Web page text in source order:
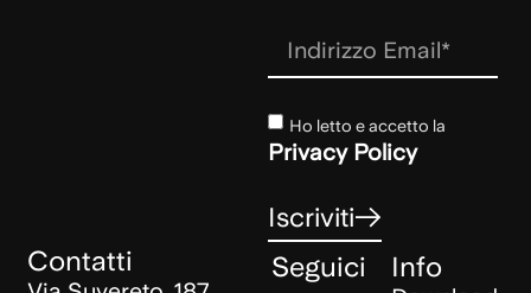
Ho letto e accetto la
Privacy Policy
Iscriviti
Contatti Seguici Info